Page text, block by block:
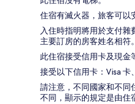
住宿有滅火器，旅客可以
入住時指明將用於支付
主要訂房的房客姓名相符。
此住宿接受信用卡及現金
接受以下信用卡：Visa 卡
請注意，不同國家和不同
不同，顯示的規定是由住